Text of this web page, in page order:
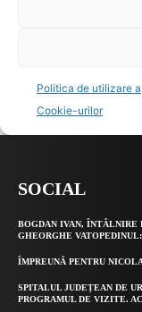
SOCIAL
BOGDAN IVAN, ÎNTÂLNIRE
GHEORGHE
ÎMPREUNĂ PENTRU
SPITALUL JUDEȚEAN DE
PROGRAMUL DE VIZITE.